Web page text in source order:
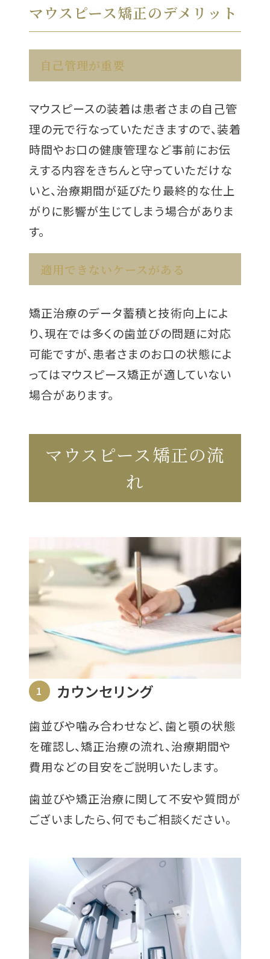
マウスピース矯正のデメリット
自己管理が重要
マウスピースの装着は患者さまの自己管
理の元で行なっていただきますので、装着
時間やお口の健康管理など事前にお伝
えする内容をきちんと守っていただけな
いと、治療期間が延びたり最終的な仕上
がりに影響が生じてしまう場合がありま
す。
適用できないケースがある
矯正治療のデータ蓄積と技術向上によ
り、現在では多くの歯並びの問題に対応
可能ですが、患者さまのお口の状態によ
ってはマウスピース矯正が適していない
場合があります。
マウスピース矯正の流
れ
1 カウンセリング
歯並びや噛み合わせなど、歯と顎の状態
を確認し、矯正治療の流れ、治療期間や
費用などの目安をご説明いたします。
歯並びや矯正治療に関して不安や質問が
ございましたら、何でもご相談ください。